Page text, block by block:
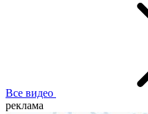
Все видео
реклама